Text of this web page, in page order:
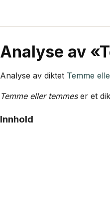
Analyse av
Analyse av diktet Temme
Temme eller temmeser et
Innhold